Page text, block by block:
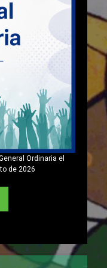
Ordinaria el
de 2026